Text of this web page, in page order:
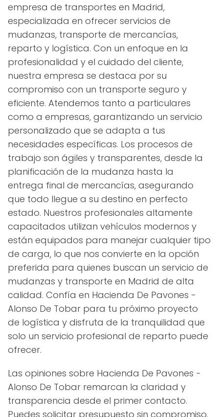
empresa de transportes en Madrid,
especializada en ofrecer servicios de
mudanzas, transporte de mercancías,
reparto y logística. Con un enfoque en la
profesionalidad y el cuidado del cliente,
nuestra empresa se destaca por su
compromiso con un transporte seguro y
eficiente. Atendemos tanto a particulares
como a empresas, garantizando un servicio
personalizado que se adapta a tus
necesidades específicas. Los procesos de
trabajo son ágiles y transparentes, desde la
planificación de la mudanza hasta la
entrega final de mercancías, asegurando
que todo llegue a su destino en perfecto
estado. Nuestros profesionales altamente
capacitados utilizan vehículos modernos y
están equipados para manejar cualquier tipo
de carga, lo que nos convierte en la opción
preferida para quienes buscan un servicio de
mudanzas y transporte en Madrid de alta
calidad. Confía en Hacienda De Pavones -
Alonso De Tobar para tu próximo proyecto
de logística y disfruta de la tranquilidad que
solo un servicio profesional de reparto puede
ofrecer.
Las opiniones sobre Hacienda De Pavones -
Alonso De Tobar remarcan la claridad y
transparencia desde el primer contacto.
Puedes solicitar presupuesto sin compromiso.